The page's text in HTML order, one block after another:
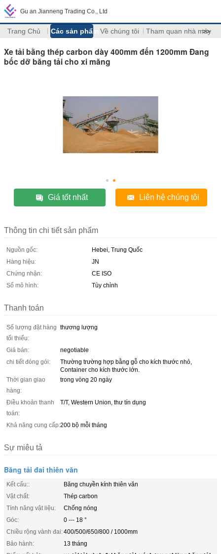
Gu an Jianneng Trading Co., Ltd
Trang Chủ Các sản phẩm Về chúng tôi Tham quan nhà máy
>>
Xe tải bằng thép carbon dày 400mm đến 1200mm Đang
bốc dỡ băng tải cho xi măng
Giá tốt nhất Liên hệ chúng tôi
Thông tin chi tiết sản phẩm
Nguồn gốc:
Hebei, Trung Quốc
Hàng hiệu:
JN
Chứng nhận:
CE ISO
Số mô hình:
Tùy chỉnh
Thanh toán
Số lượng đặt hàng
tối thiểu:
thương lượng
Giá bán:
negotiable
chi tiết đóng gói:
Thường trường hợp bằng gỗ cho kích thước nhỏ,
Container cho kích thước lớn.
Thời gian giao
hàng:
trong vòng 20 ngày
Điều khoản thanh
toán:
T/T, Western Union, thư tín dụng
Khả năng cung cấp:200 bộ mỗi tháng
Sự miêu tả
Băng tải đai thiên văn
Kết cấu::
Băng chuyền kính thiên văn
Vật chất:
Thép carbon
Tính năng vật liệu:
Chống nóng
Góc:
0 --- 18 °
Chiều rộng vành đai:400/500/650/800 / 1000mm
Bảo hành:
13 tháng